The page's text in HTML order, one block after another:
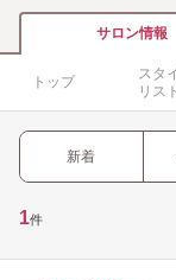
サロン情報
トップ
スタ
リスト
新着
1件